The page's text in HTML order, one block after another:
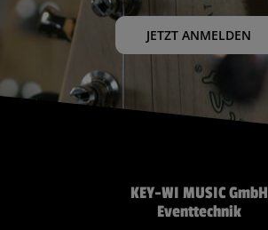
JETZT ANMELDEN
KEY-WI MUSIC GmbH
Eventtechnik